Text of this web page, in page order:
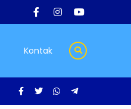
Kontak